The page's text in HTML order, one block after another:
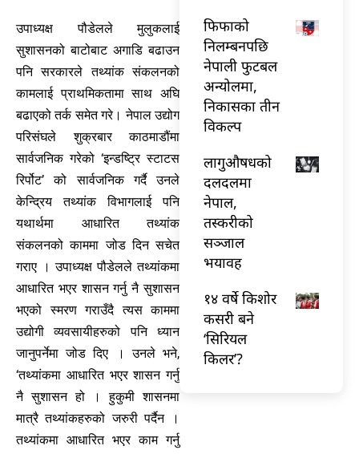
उपाध्यक्ष पौडेलले मुलुकलाई
सुशासनको बाटोबाट अगाडि बढाउन
पनि सरकारले तथ्यांक संकलनको
कामलाई प्राथमिकतामा साथ अघि
बढाएको तर्क समेत गरे। नेपाल उद्योग
परिसंघले शुक्रबार काठमाडौंमा
सार्वजनिक गरेको ‘इन्डष्ट्रि स्टाटस
रिर्पोट’ को सार्वजनिक गर्दै उनले
केन्द्रिय तथ्यांक विभागलाई पनि
यथार्थमा आधारित तथ्यांक
संकलनको काममा जोड दिन सचेत
गराए । उपाध्यक्ष पौडेलले तथ्यांकमा
आधारित भएर शासन गर्नु नै सुशासन
भएको स्मरण गराउँदै त्यस काममा
उद्योगी व्यवसायीहरुको पनि ध्यान
जानुपर्नेमा जोड दिए । उनले भने,
‘तथ्यांकमा आधारित भएर शासन गर्नु
नै सुशासन हो । हुकुमी शासनमा
मात्रै तथ्यांकहरुको जरुरी पर्दैन ।
तथ्यांकमा आधारित भएर काम गर्नु
फिफाको
निलम्बनपछि
नेपाली फुटबल
अन्योलमा,
निकासका तीन
विकल्प
लागुऔषधको
दलदलमा
नेपाल,
तस्करीको
सञ्जाल
भयावह
१४ वर्षे किशोर
कसरी बने
‘सिरियल
किलर’?